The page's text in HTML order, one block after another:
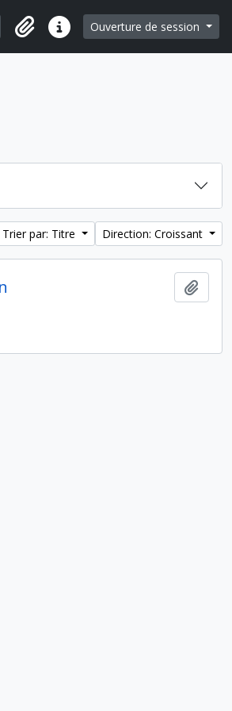
Search in browse page
Liens rapidesOuverture de session
Trier par: Titre Direction: Croissant